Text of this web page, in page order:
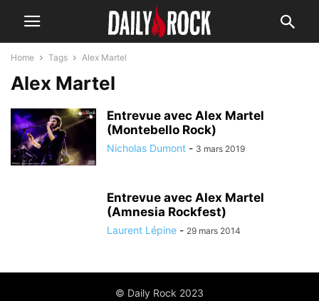
Home Tags Alex Martel
Alex Martel
Entrevue avec Alex Martel
(Montebello Rock)
Nicholas Dumont - 3 mars 2019
Entrevue avec Alex Martel
(Amnesia Rockfest)
Laurent Lépine - 29 mars 2014
© Daily Rock 2023